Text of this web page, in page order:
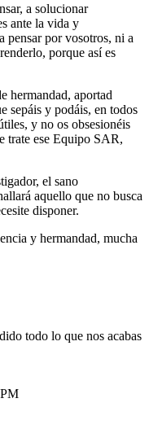
a solucionar
ante la vida y
pensar por vosotros, ni a
porque así es
hermandad, aportad
sepáis y podáis, en todos
y no os obsesionéis
trate ese Equipo SAR,
el sano
aquello que no busca
disponer.
y hermandad, mucha
todo lo que nos acabas